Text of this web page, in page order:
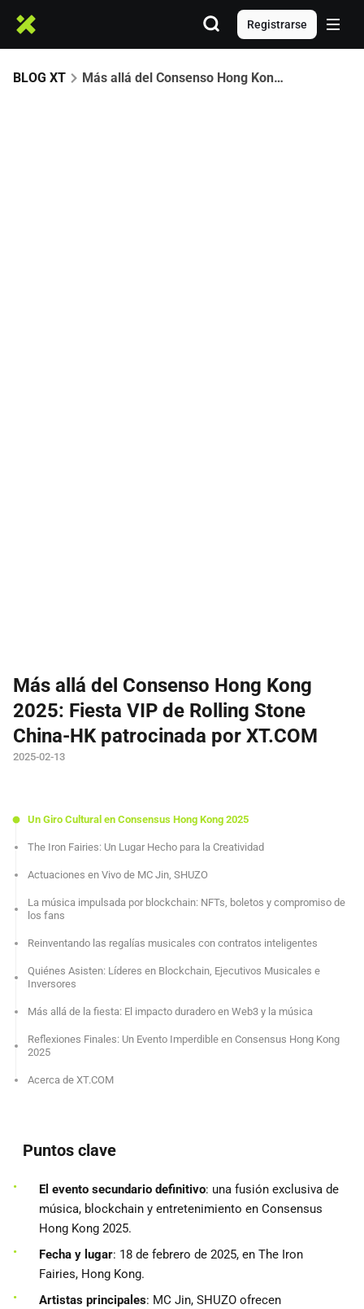
Registrarse
BLOG XT Más allá del Consenso Hong Kong 2025: Fiesta VIP de Rolling Stone China-HK patrocinada por XT.COM
Más allá del Consenso Hong Kong
2025: Fiesta VIP de Rolling Stone
China-HK patrocinada por XT.COM
2025-02-13
Un Giro Cultural en Consensus Hong Kong 2025
The Iron Fairies: Un Lugar Hecho para la Creatividad
Actuaciones en Vivo de MC Jin, SHUZO
La música impulsada por blockchain: NFTs, boletos y compromiso de
los fans
Reinventando las regalías musicales con contratos inteligentes
Quiénes Asisten: Líderes en Blockchain, Ejecutivos Musicales e
Inversores
Más allá de la fiesta: El impacto duradero en Web3 y la música
Reflexiones Finales: Un Evento Imperdible en Consensus Hong Kong
2025
Acerca de XT.COM
Puntos clave
El evento secundario definitivo: una fusión exclusiva de
música, blockchain y entretenimiento en Consensus
Hong Kong 2025.
Fecha y lugar: 18 de febrero de 2025, en The Iron
Fairies, Hong Kong.
Artistas principales: MC Jin, SHUZO ofrecen